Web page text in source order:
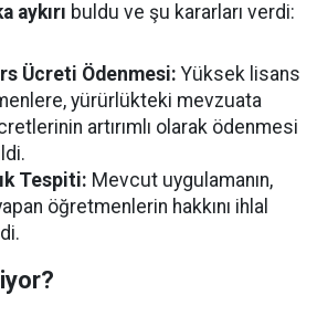
aykırı buldu ve şu kararları verdi:
Ücreti Ödenmesi: Yüksek lisans
yürürlükteki mevzuata
artırımlı olarak ödenmesi
Tespiti: Mevcut uygulamanın,
öğretmenlerin hakkını ihlal